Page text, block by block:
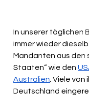
In unserer täglichen
immer wieder
Mandanten aus den
Staaten“ wie den
Australien . Viele
Deutschland